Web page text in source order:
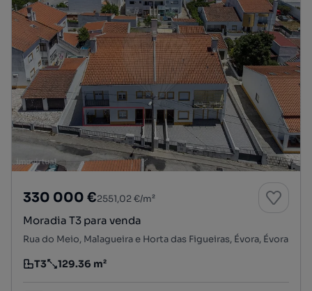
330 000 €2551,02 €/m²
Moradia T3 para venda
Rua do Meio, Malagueira e Horta das Figueiras, Évora, Évora
Tipologia
T3
Preço por metro quadrado
129.36 m²